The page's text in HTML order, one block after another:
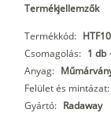
Termékjellemzők
Termékkód:
Csomagolás: 1 db
Anyag:
Felület és mintázat:
Gyártó: Radaway